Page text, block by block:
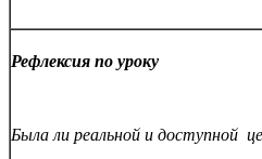
Рефлексия по уроку
Была ли реальной и доступной